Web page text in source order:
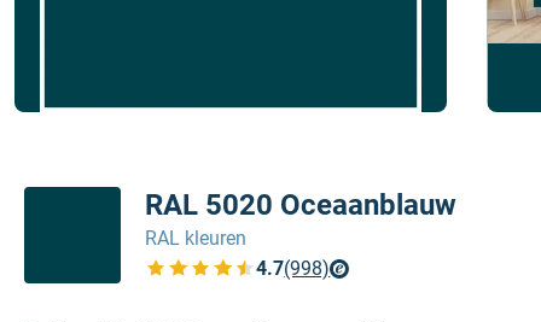
RAL 5020 Oceaanblauw
RAL kleuren
4.7(998)
Bekijk de verfplaza beoordelingen